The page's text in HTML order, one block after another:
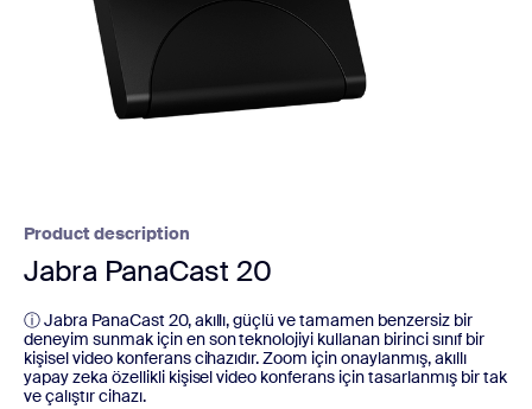
Product description
Jabra PanaCast 20
ⓘ Jabra PanaCast 20, akıllı, güçlü ve tamamen benzersiz bir
deneyim sunmak için en son teknolojiyi kullanan birinci sınıf bir
kişisel video konferans cihazıdır. Zoom için onaylanmış, akıllı
yapay zeka özellikli kişisel video konferans için tasarlanmış bir tak
ve çalıştır cihazı.